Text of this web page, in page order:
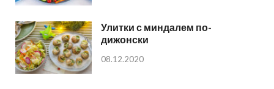
Улитки с миндалем по-
дижонски
08.12.2020